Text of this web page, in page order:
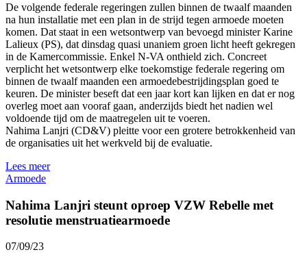
De volgende federale regeringen zullen binnen de twaalf maanden
na hun installatie met een plan in de strijd tegen armoede moeten
komen. Dat staat in een wetsontwerp van bevoegd minister Karine
Lalieux (PS), dat dinsdag quasi unaniem groen licht heeft gekregen
in de Kamercommissie. Enkel N-VA onthield zich. Concreet
verplicht het wetsontwerp elke toekomstige federale regering om
binnen de twaalf maanden een armoedebestrijdingsplan goed te
keuren. De minister beseft dat een jaar kort kan lijken en dat er nog
overleg moet aan vooraf gaan, anderzijds biedt het nadien wel
voldoende tijd om de maatregelen uit te voeren.
Nahima Lanjri (CD&V) pleitte voor een grotere betrokkenheid van
de organisaties uit het werkveld bij de evaluatie.
Lees meer
Armoede
Nahima Lanjri steunt oproep VZW Rebelle met
resolutie menstruatiearmoede
07/09/23